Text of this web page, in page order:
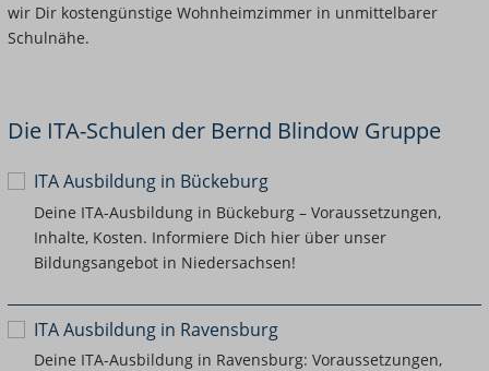
wir Dir kostengünstige Wohnheimzimmer in unmittelbarer
Schulnähe.
Die ITA-Schulen der Bernd Blindow Gruppe
ITA Ausbildung in Bückeburg
Deine ITA-Ausbildung in Bückeburg – Voraussetzungen,
Inhalte, Kosten. Informiere Dich hier über unser
Bildungsangebot in Niedersachsen!
ITA Ausbildung in Ravensburg
Deine ITA-Ausbildung in Ravensburg: Voraussetzungen,